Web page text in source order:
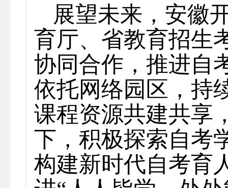
展望未来，安徽
育厅、省教育招生
协同合作，推进自
依托网络园区，持
课程资源共建共享
下，积极探索自考
构建新时代自考育